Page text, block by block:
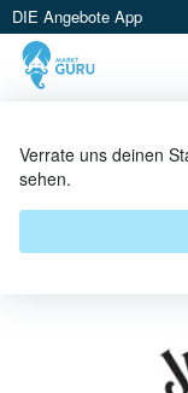
DIE Angebote App
Verrate uns deinen
sehen.
JACK